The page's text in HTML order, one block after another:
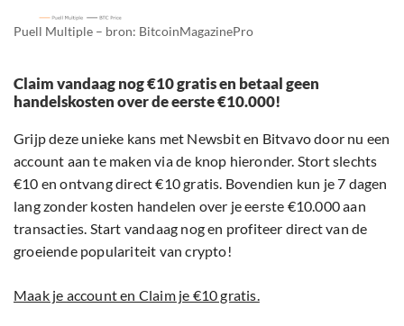
Puell Multiple – bron: BitcoinMagazinePro
Claim vandaag nog €10 gratis en betaal geen
handelskosten over de eerste €10.000!
Grijp deze unieke kans met Newsbit en Bitvavo door nu een
account aan te maken via de knop hieronder. Stort slechts
€10 en ontvang direct €10 gratis. Bovendien kun je 7 dagen
lang zonder kosten handelen over je eerste €10.000 aan
transacties. Start vandaag nog en profiteer direct van de
groeiende populariteit van crypto!
Maak je account en Claim je €10 gratis.